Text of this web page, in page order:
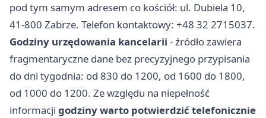
pod tym samym adresem co kościół: ul. Dubiela 10,
41-800 Zabrze. Telefon kontaktowy: +48 32 2715037.
Godziny urzędowania kancelarii - źródło zawiera
fragmentaryczne dane bez precyzyjnego przypisania
do dni tygodnia: od 830 do 1200, od 1600 do 1800,
od 1000 do 1200. Ze względu na niepełność
informacji godziny warto potwierdzić telefonicznie